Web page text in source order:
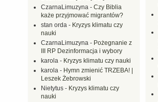
CzarnaLimuzyna - Czy Biblia
każe przyjmować migrantów?
stan orda - Kryzys klimatu czy
nauki
CzarnaLimuzyna - Pożegnanie z
III RP Dezinformacja i wybory
karola - Kryzys klimatu czy nauki
karola - Hymn zmienić TRZEBA! |
Leszek Żebrowski
Nietytus - Kryzys klimatu czy
nauki